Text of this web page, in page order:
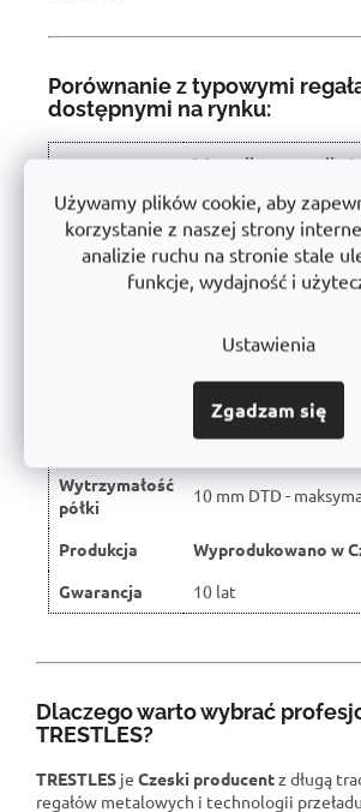
Używamy plików cookie, aby
korzystanie z naszej strony
analizie ruchu na stronie stale
funkcje, wydajność i
Ustawienia
Zgadzam się
Porównanie z typowymi
dostępnymi na rynku:
W wyniku recenzji
Nośność półki
500 kg
Instalacja
Bezśrubowe - łatwe
Powłoka proszkowa
Wytrzymałość
półki
10 mm DTD -
Produkcja
Wyprodukowano w
Gwarancja
10 lat
Dlaczego warto wybrać
TRESTLES?
TRESTLES je Czeski producentz długą
regałów metalowych i technologii